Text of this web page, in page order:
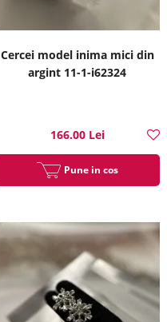
Cercei model inima mici din
argint 11-1-i62324
166.00 Lei
Pune in cos